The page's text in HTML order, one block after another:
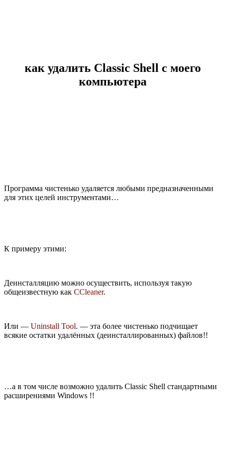
как удалить Classic Shell с моего
компьютера
Программа чистенько удаляется любыми предназначенными
для этих целей инструментами…
К примеру этими:
Деинсталляцию можно осуществить, используя такую
общеизвестную как CCleaner.
Или — Uninstall Tool. — эта более чистенько подчищает
всякие остатки удалённых (деинсталлированных) файлов!!
…а в том числе возможно удалить Classic Shell стандартными
расширениями Windows !!